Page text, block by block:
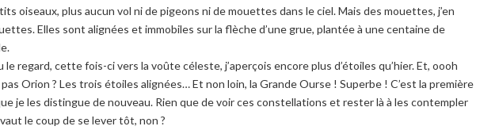
oiseaux, plus aucun vol ni de pigeons ni de mouettes dans le ciel. Mais des mouettes, j’en
Elles sont alignées et immobiles sur la flèche d’une grue, plantée à une centaine de
regard, cette fois-ci vers la voûte céleste, j’aperçois encore plus d’étoiles qu’hier. Et, oooh
Orion ? Les trois étoiles alignées… Et non loin, la Grande Ourse ! Superbe ! C’est la première
je les distingue de nouveau. Rien que de voir ces constellations et rester là à les contempler
le coup de se lever tôt, non ?